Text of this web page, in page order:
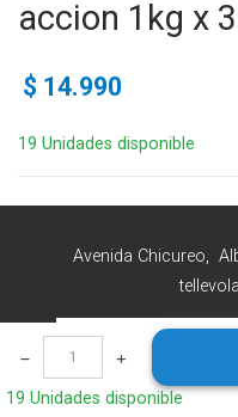
accion 1kg x 3
$ 14.990
19 Unidades disponible
19 Unidades disponible
Avenida Chicureo,